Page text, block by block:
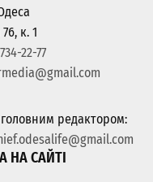
к. 1
22-77
головним редактором:
НА САЙТІ